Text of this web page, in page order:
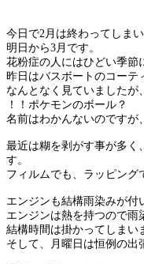
今日で2月は終わってしまい
明日から3月です。
花粉症の人にはひどい季節
昨日はバスボートのコーテ
なんとなく見ていました
！！ポケモンのボール？
名前はわかんないのですが
最近は糊を剥がす事が多く
す。
フィルムでも、ラッピング
エンジンも結構雨染みが付
エンジンは熱を持つので雨
結構時間は掛かってしまい
そして、月曜日は恒例の出